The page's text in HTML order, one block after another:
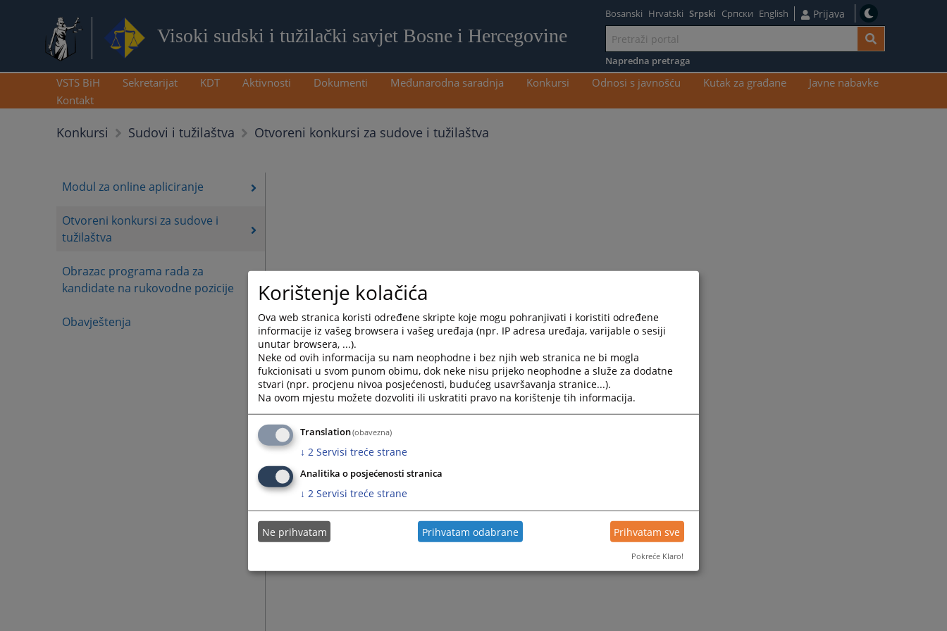
Visoki sudski i tužilački savjet Bosne i Hercegovine
sadržaj
Bosanski Hrvatski Srpski Српски English Prijava
Napredna pretraga
VSTS BiH Sekretarijat KDT Aktivnosti Dokumenti Međunarodna saradnja Konkursi Odnosi s javnošću Kutak za građane
Javne nabavke
Kontakt
Konkursi Sudovi i tužilaštva Otvoreni konkursi za sudove i tužilaštva
Modul za online apliciranje
Otvoreni konkursi za sudove i
tužilaštva
Obrazac programa rada za
kandidate na rukovodne pozicije
Obavještenja
Korištenje kolačića
Ova web stranica koristi određene skripte koje mogu pohranjivati i koristiti određene
informacije iz vašeg browsera i vašeg uređaja (npr. IP adresa uređaja, varijable o sesiji
unutar browsera, ...).
Neke od ovih informacija su nam neophodne i bez njih web stranica ne bi mogla
fukcionisati u svom punom obimu, dok neke nisu prijeko neophodne a služe za dodatne
stvari (npr. procjenu nivoa posjećenosti, budućeg usavršavanja stranice...).
Na ovom mjestu možete dozvoliti ili uskratiti pravo na korištenje tih informacija.
Translation(obavezna)
↓ 2 Servisi treće strane
Analitika o posjećenosti stranica
↓ 2 Servisi treće strane
Ne prihvatam Prihvatam odabrane Prihvatam sve
Pokreće Klaro!